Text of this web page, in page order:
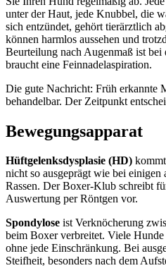
unter der Haut, jede Knubbel, die
sich entzündet, gehört tierärztlich
können harmlos aussehen und
Beurteilung nach Augenmaß ist bei
braucht eine Feinnadelaspiration.
Die gute Nachricht: Früh erkannte
behandelbar. Der Zeitpunkt
Bewegungsapparat
Hüftgelenksdysplasie (HD)
nicht so ausgeprägt wie bei
Rassen. Der Boxer-Klub schreibt
Auswertung per Röntgen vor.
Spondylose ist Verknöcherung
beim Boxer verbreitet. Viele
ohne jede Einschränkung. Bei
Steifheit, besonders nach dem